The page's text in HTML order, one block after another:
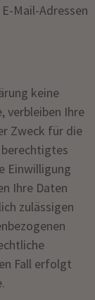
Mail-Adressen
keine
verbleiben Ihre
Zweck für die
Einwilligung
Ihre Daten
zulässigen
Fall erfolgt